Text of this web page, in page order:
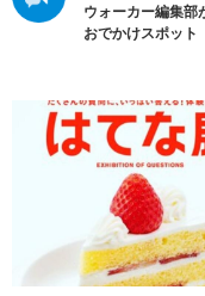
ウォーカー編集部
おでかけスポット